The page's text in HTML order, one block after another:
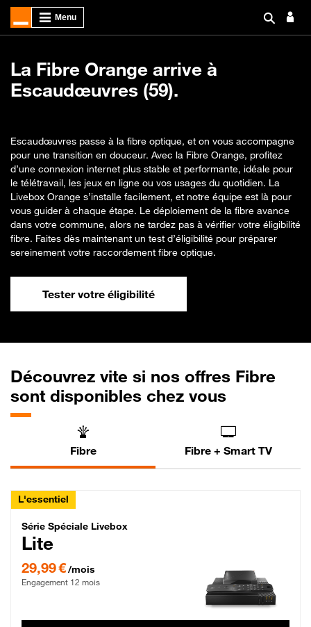
La Fibre Orange arrive à
Escaudœuvres (59).
Escaudœuvres passe à la fibre optique, et on vous accompagne
pour une transition en douceur. Avec la Fibre Orange, profitez
d’une connexion internet plus stable et performante, idéale pour
le télétravail, les jeux en ligne ou vos usages du quotidien. La
Livebox Orange s’installe facilement, et notre équipe est là pour
vous guider à chaque étape. Le déploiement de la fibre avance
dans votre commune, alors ne tardez pas à vérifier votre éligibilité
fibre. Faites dès maintenant un test d’éligibilité pour préparer
sereinement votre raccordement fibre optique.
Tester votre éligibilité
Découvrez vite si nos offres Fibre
sont disponibles chez vous
Fibre Fibre + Smart TV
L'essentiel
Série Spéciale Livebox Lite Fibre
Série Spéciale Livebox
Lite
29,99 €/mois
Engagement 12 mois